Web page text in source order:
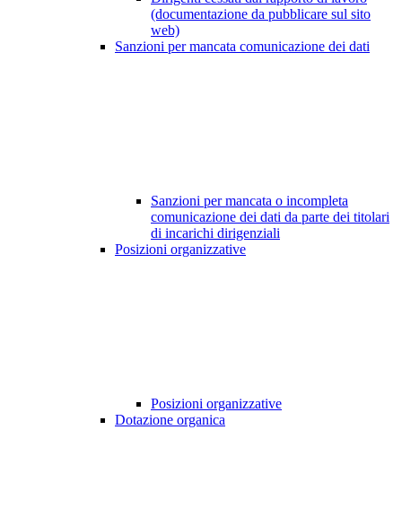
(documentazione da pubblicare sul sito
web)
Sanzioni per mancata comunicazione dei dati
Sanzioni per mancata o incompleta
comunicazione dei dati da parte dei titolari
di incarichi dirigenziali
Posizioni organizzative
Posizioni organizzative
Dotazione organica